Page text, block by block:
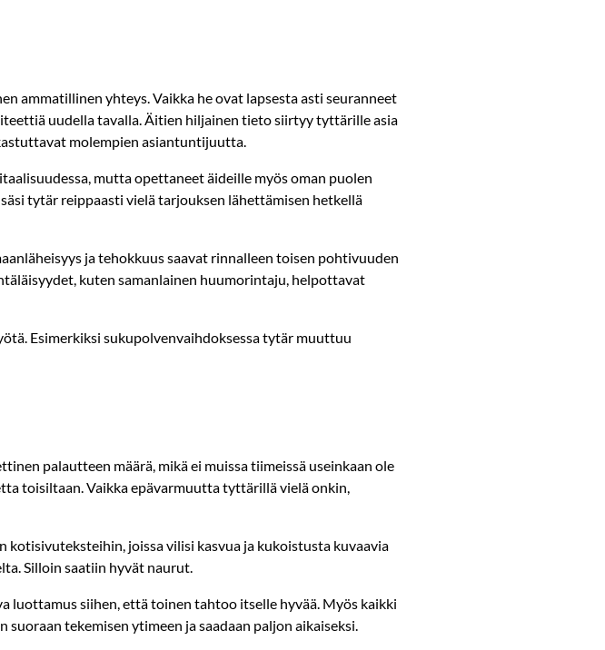
ammatillinen yhteys. Vaikka he ovat lapsesta asti seuranneet
uudella tavalla. Äitien hiljainen tieto siirtyy tyttärille asia
molempien asiantuntijuutta.
mutta opettaneet äideille myös oman puolen
tytär reippaasti vielä tarjouksen lähettämisen hetkellä
ja tehokkuus saavat rinnalleen toisen pohtivuuden
kuten samanlainen huumorintaju, helpottavat
Esimerkiksi sukupolvenvaihdoksessa tytär muuttuu
palautteen määrä, mikä ei muissa tiimeissä useinkaan ole
toisiltaan. Vaikka epävarmuutta tyttärillä vielä onkin,
joissa vilisi kasvua ja kukoistusta kuvaavia
Silloin saatiin hyvät naurut.
luottamus siihen, että toinen tahtoo itselle hyvää. Myös kaikki
tekemisen ytimeen ja saadaan paljon aikaiseksi.